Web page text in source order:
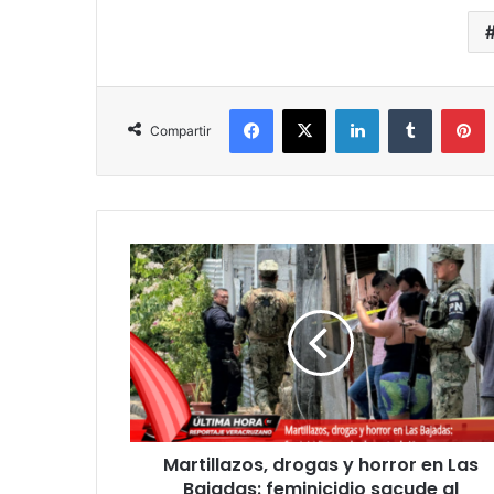
Compartir
Facebook
X LinkedInTumblr
Martillazos,
drogas
y
horror
en
Las
Bajadas:
feminicidio
sacude
Martillazos, drogas y horror en Las